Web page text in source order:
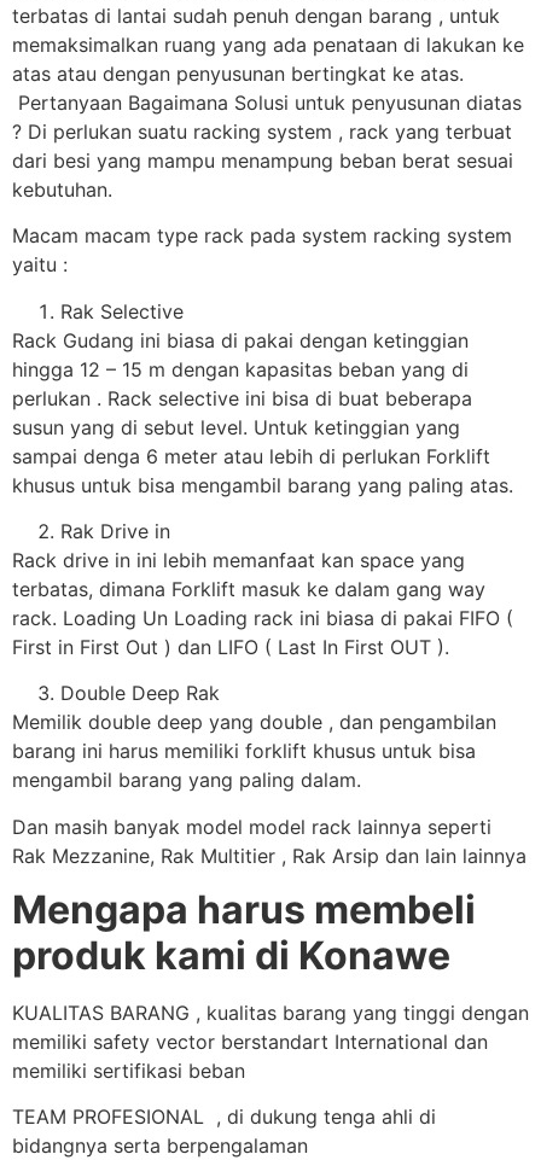
terbatas di lantai sudah penuh dengan barang , untuk
memaksimalkan ruang yang ada penataan di lakukan ke
atas atau dengan penyusunan bertingkat ke atas.
Pertanyaan Bagaimana Solusi untuk penyusunan diatas
? Di perlukan suatu racking system , rack yang terbuat
dari besi yang mampu menampung beban berat sesuai
kebutuhan.
Macam macam type rack pada system racking system
yaitu :
Rak Selective
Rack Gudang ini biasa di pakai dengan ketinggian
hingga 12 – 15 m dengan kapasitas beban yang di
perlukan . Rack selective ini bisa di buat beberapa
susun yang di sebut level. Untuk ketinggian yang
sampai denga 6 meter atau lebih di perlukan Forklift
khusus untuk bisa mengambil barang yang paling atas.
Rak Drive in
Rack drive in ini lebih memanfaat kan space yang
terbatas, dimana Forklift masuk ke dalam gang way
rack. Loading Un Loading rack ini biasa di pakai FIFO (
First in First Out ) dan LIFO ( Last In First OUT ).
Double Deep Rak
Memilik double deep yang double , dan pengambilan
barang ini harus memiliki forklift khusus untuk bisa
mengambil barang yang paling dalam.
Dan masih banyak model model rack lainnya seperti
Rak Mezzanine, Rak Multitier , Rak Arsip dan lain lainnya
Mengapa harus membeli
produk kami di Konawe
KUALITAS BARANG , kualitas barang yang tinggi dengan
memiliki safety vector berstandart International dan
memiliki sertifikasi beban
TEAM PROFESIONAL , di dukung tenga ahli di
bidangnya serta berpengalaman